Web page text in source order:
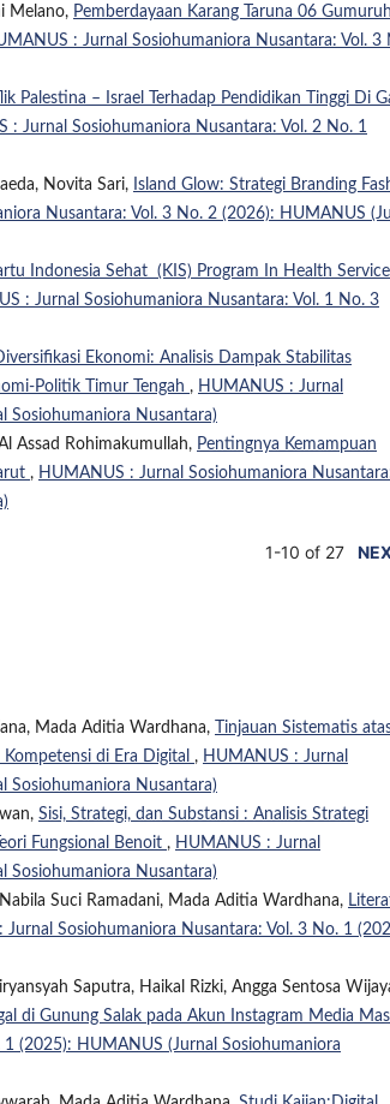
Melano, Pemberdayaan Karang Taruna 06 Gumuruh
: Jurnal Sosiohumaniora Nusantara: Vol. 3
Palestina – Israel Terhadap Pendidikan Tinggi Di
: Jurnal Sosiohumaniora Nusantara: Vol. 2 No. 1
Novita Sari, Island Glow: Strategi Branding
Nusantara: Vol. 3 No. 2 (2026): HUMANUS
Indonesia Sehat (KIS) Program In Health
: Jurnal Sosiohumaniora Nusantara: Vol. 1 No. 3
Ekonomi: Analisis Dampak Stabilitas
Politik Timur Tengah , HUMANUS : Jurnal
Sosiohumaniora Nusantara)
Assad Rohimakumullah, Pentingnya Kemampuan
, HUMANUS : Jurnal Sosiohumaniora
1-10 of 27
Mada Aditia Wardhana,
Tinjauan Sistematis
di Era Digital , HUMANUS : Jurnal
Sosiohumaniora Nusantara)
Sisi, Strategi, dan Substansi : Analisis Strategi
Fungsional Benoit , HUMANUS : Jurnal
Sosiohumaniora Nusantara)
Suci Ramadani, Mada Aditia Wardhana,
Jurnal Sosiohumaniora Nusantara: Vol. 3 No. 1
Saputra, Haikal Rizki, Angga Sentosa
di Gunung Salak pada Akun Instagram Media
(2025): HUMANUS (Jurnal Sosiohumaniora